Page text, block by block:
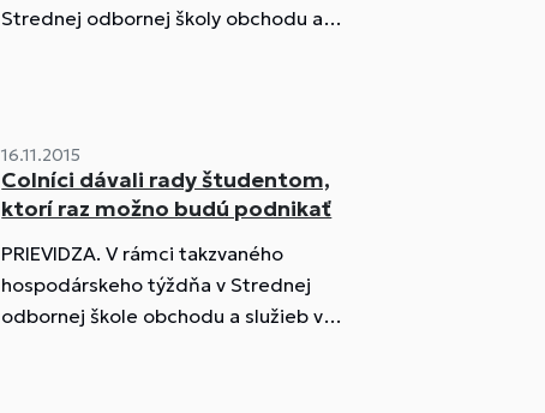
Strednej odbornej školy obchodu a
16.11.2015
Colníci dávali rady študentom,
ktorí raz možno budú podnikať
PRIEVIDZA. V rámci takzvaného
hospodárskeho týždňa v Strednej
odbornej škole obchodu a služieb v